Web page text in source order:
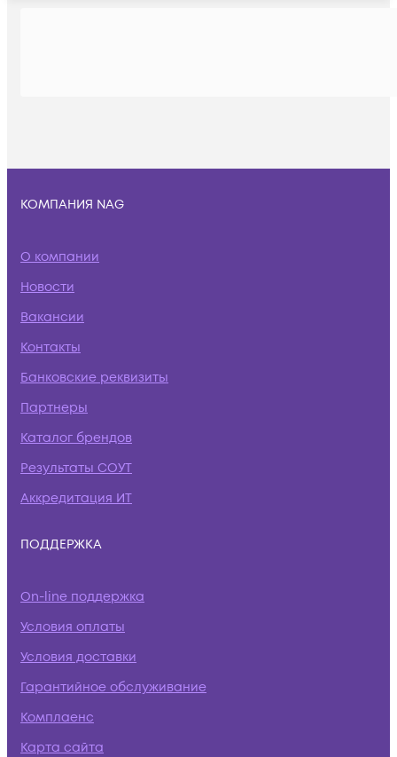
КОМПАНИЯ NAG
О компании
Новости
Вакансии
Контакты
Банковские реквизиты
Партнеры
Каталог брендов
Результаты СОУТ
Аккредитация ИТ
ПОДДЕРЖКА
On-line поддержка
Условия оплаты
Условия доставки
Гарантийное обслуживание
Комплаенс
Карта сайта